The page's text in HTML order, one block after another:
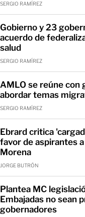
SERGIO RAMÍREZ
Gobierno y 23
acuerdo de
salud
SERGIO RAMÍREZ
AMLO se reúne con
abordar temas
SERGIO RAMÍREZ
Ebrard critica
favor de aspirantes
Morena
JORGE BUTRÓN
Plantea MC
Embajadas no sean
gobernadores